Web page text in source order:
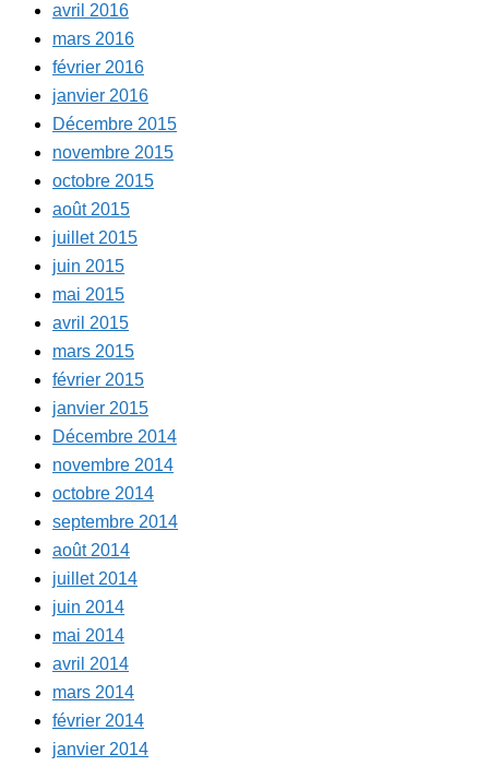
avril 2016
mars 2016
février 2016
janvier 2016
Décembre 2015
novembre 2015
octobre 2015
août 2015
juillet 2015
juin 2015
mai 2015
avril 2015
mars 2015
février 2015
janvier 2015
Décembre 2014
novembre 2014
octobre 2014
septembre 2014
août 2014
juillet 2014
juin 2014
mai 2014
avril 2014
mars 2014
février 2014
janvier 2014